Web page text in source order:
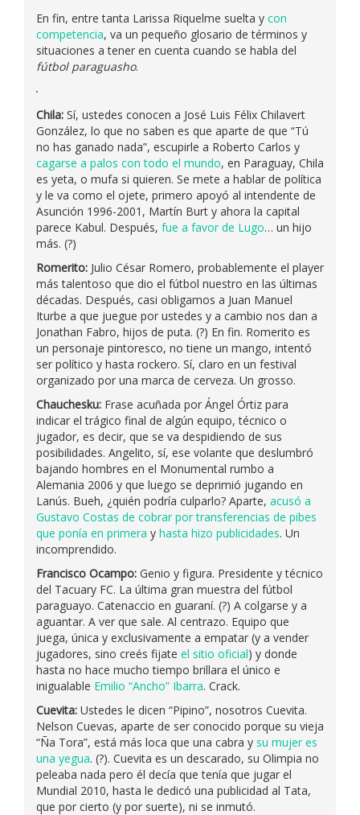
En fin, entre tanta Larissa Riquelme suelta y con
competencia, va un pequeño glosario de términos y
situaciones a tener en cuenta cuando se habla del
fútbol paraguasho.
Chila: Sí, ustedes conocen a José Luis Félix Chilavert
González, lo que no saben es que aparte de que “Tú
no has ganado nada”, escupirle a Roberto Carlos y
cagarse a palos con todo el mundo, en Paraguay, Chila
es yeta, o mufa si quieren. Se mete a hablar de política
y le va como el ojete, primero apoyó al intendente de
Asunción 1996-2001, Martín Burt y ahora la capital
parece Kabul. Después, fue a favor de Lugo… un hijo
más. (?)
Romerito: Julio César Romero, probablemente el player
más talentoso que dio el fútbol nuestro en las últimas
décadas. Después, casi obligamos a Juan Manuel
Iturbe a que juegue por ustedes y a cambio nos dan a
Jonathan Fabro, hijos de puta. (?) En fin. Romerito es
un personaje pintoresco, no tiene un mango, intentó
ser político y hasta rockero. Sí, claro en un festival
organizado por una marca de cerveza. Un grosso.
Chauchesku: Frase acuñada por Ángel Órtiz para
indicar el trágico final de algún equipo, técnico o
jugador, es decir, que se va despidiendo de sus
posibilidades. Angelito, sí, ese volante que deslumbró
bajando hombres en el Monumental rumbo a
Alemania 2006 y que luego se deprimió jugando en
Lanús. Bueh, ¿quién podría culparlo? Aparte, acusó a
Gustavo Costas de cobrar por transferencias de pibes
que ponía en primera y hasta hizo publicidades. Un
incomprendido.
Francisco Ocampo: Genio y figura. Presidente y técnico
del Tacuary FC. La última gran muestra del fútbol
paraguayo. Catenaccio en guaraní. (?) A colgarse y a
aguantar. A ver que sale. Al centrazo. Equipo que
juega, única y exclusivamente a empatar (y a vender
jugadores, sino creés fijate el sitio oficial) y donde
hasta no hace mucho tiempo brillara el único e
inigualable Emilio “Ancho” Ibarra. Crack.
Cuevita: Ustedes le dicen “Pipino”, nosotros Cuevita.
Nelson Cuevas, aparte de ser conocido porque su vieja
“Ña Tora”, está más loca que una cabra y su mujer es
una yegua. (?). Cuevita es un descarado, su Olimpia no
peleaba nada pero él decía que tenía que jugar el
Mundial 2010, hasta le dedicó una publicidad al Tata,
que por cierto (y por suerte), ni se inmutó.